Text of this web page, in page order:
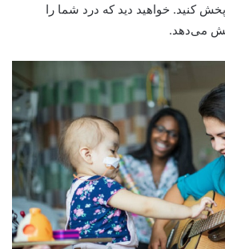
پخش کنید. خواهید دید که درد شما را
می‌دهد.